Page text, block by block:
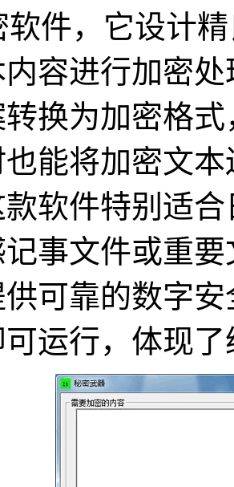
软件，它设计
容进行加密
换为加密格
能将加密文
软件特别适
事文件或重
可靠的数字
运行，体现